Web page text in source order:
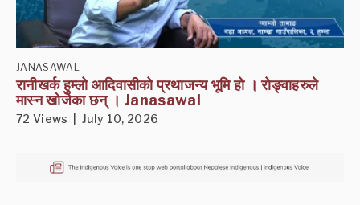
JANASAWAL
रानीखर्क हुम्लो आदिवासीको प्रथाजन्य भूमि हो । रोङ्वाहरुले
मास्न खोजेका छन् । Janasawal
72 Views | July 10, 2026